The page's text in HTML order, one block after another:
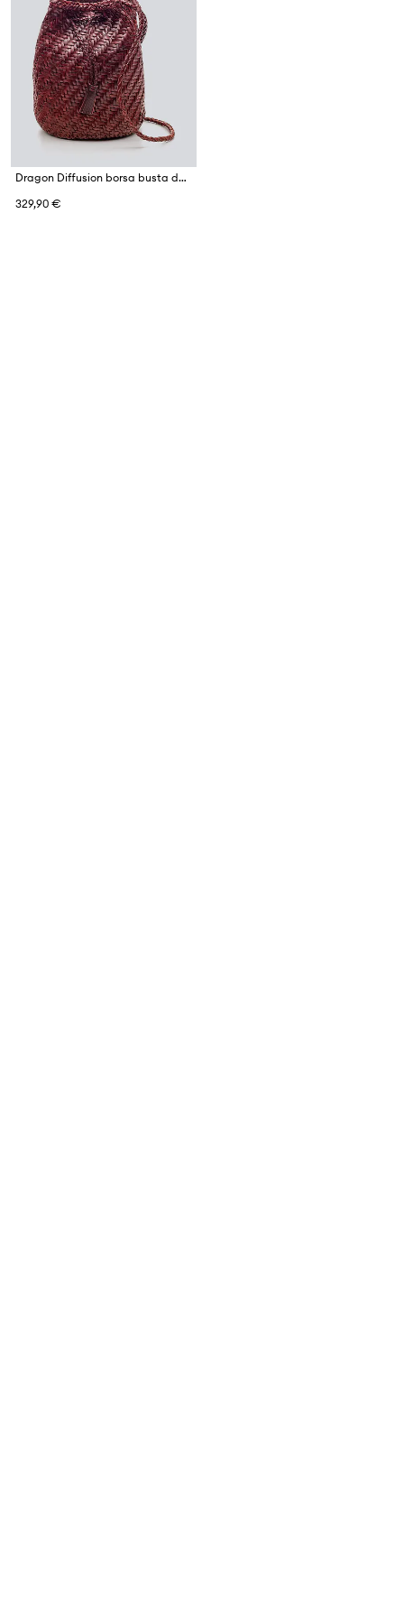
Dragon Diffusion borsa busta da donna in pelle
329,90 €